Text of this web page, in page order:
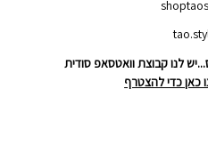
לנו קבוצת וואטסאפ סודית
כאן כדי להצטרף